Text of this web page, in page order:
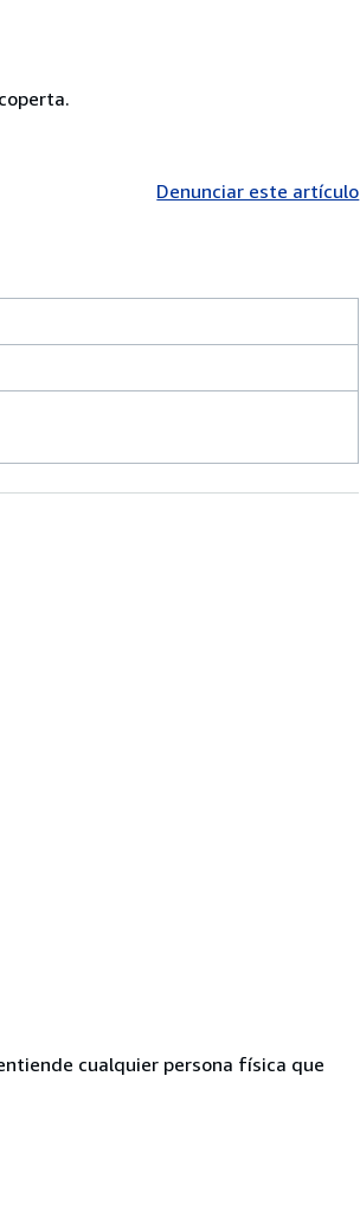
Denunciar este artículo
cualquier persona física que